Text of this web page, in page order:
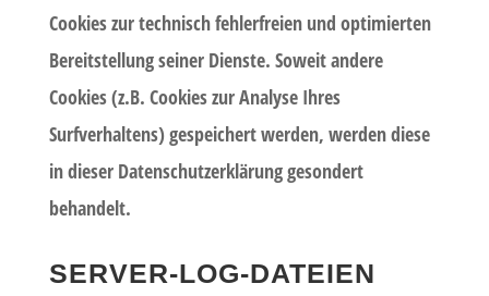
Cookies zur technisch fehlerfreien und optimierten
Bereitstellung seiner Dienste. Soweit andere
Cookies (z.B. Cookies zur Analyse Ihres
Surfverhaltens) gespeichert werden, werden diese
in dieser Datenschutzerklärung gesondert
behandelt.
SERVER-LOG-DATEIEN